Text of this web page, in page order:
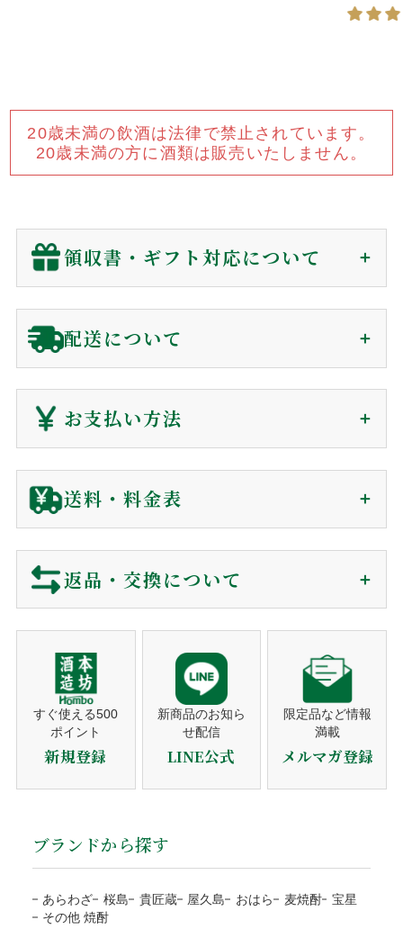
20歳未満の飲酒は法律で禁止されています。
20歳未満の方に酒類は販売いたしません。
領収書・ギフト対応について
領収書（インボイス対応）
会員の方(購入時)：マイページの購入履歴から、発送後
180日間、電子領収書が発行できます。
ギフト対応に関して
包装紙 買い物カゴに入れる前にご選択下さい。
※包装・カードが選択できない商品はギフト非対応の商品になり
熨斗対応 ギフト対応の商品のみ、買い物カゴに入れた後、
備考欄にご記入ください。
のしの種類 お歳暮・お中元・お祝いetc
包装・メッセージカードをご希望の方は、商品をカ
※箱なしの商品など、熨斗を含めて、単体ではギフト対応がで
配送について
ご注文から1〜7日で
ご注文から商品到着について
注文確認メール
ご購入後、すぐに自動送信。
営業日（平日）に発送日をご連絡。
商品の発送
平日10時までのご注文は当日発送。
発送後、送り状番号をご連絡。
送り状番号から商品の追跡が可能。
お支払い方法
クレジットカード
リボ払い・一括払い・各分割払いに対応。
注文者名がカード名義人でないものは決済をお断りす
る事がございます。
代金引換
ご注文確認後に最短発送。代金は商品受取時に配送員にお支
代引手数料330円はお客様ご負担になります。
断りする場合がございます。
送料・料金表
返品・交換について
り返品・交換ポリシーを定めております。
ご注文のキャンセル
商品の発送前、ご入金前でしたら無料で対応いたしますので
ご連絡下さい。
商品の管理には万全を期しておりますが、万が一、お届けし
に当店までご連絡ください。お客様にはご負担なく返品・交
換の手続きをさせていただきます。
すぐ使える500
ポイント
新規登録
新商品のお知ら
せ配信
LINE公式
限定品など情報
満載
メルマガ登録
ブランドから探す
あらわざ 桜島 貴匠蔵 屋久島 おはら 麦焼酎
宝星
その他 焼酎